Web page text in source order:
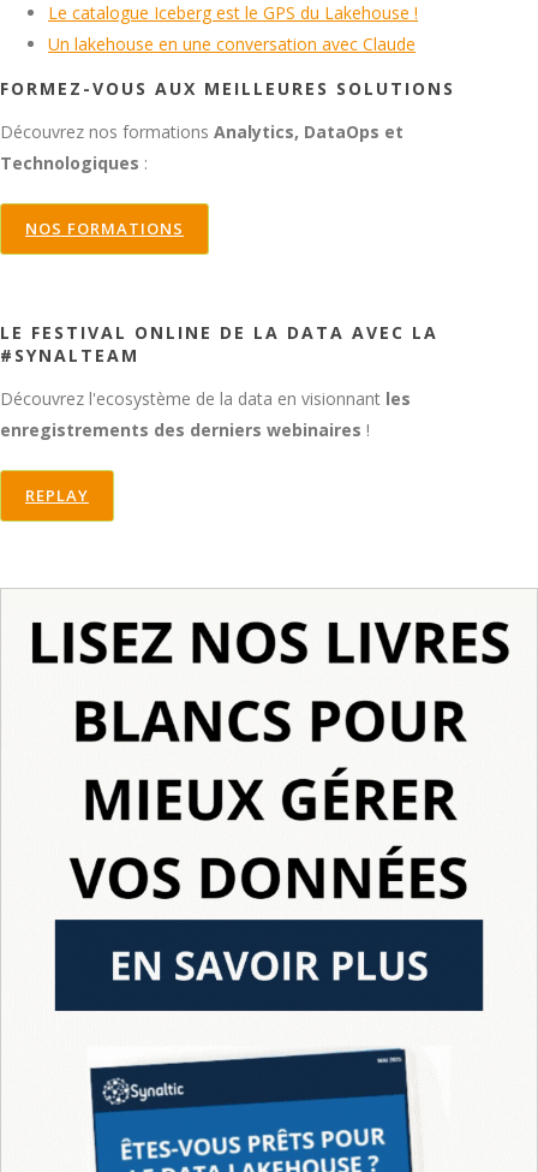
Le catalogue Iceberg est le GPS du Lakehouse !
Un lakehouse en une conversation avec Claude
FORMEZ-VOUS AUX MEILLEURES SOLUTIONS
Découvrez nos formations Analytics, DataOps et
Technologiques :
NOS FORMATIONS
LE FESTIVAL ONLINE DE LA DATA AVEC LA
#SYNALTEAM
Découvrez l'ecosystème de la data en visionnant les
enregistrements des derniers webinaires !
REPLAY